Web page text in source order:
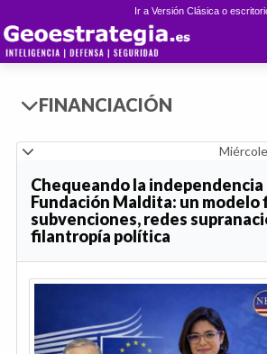
Ir a Versión Clásica o
FINANCIACIÓN
Chequeando la independencia
Fundación Maldita: un modelo
subvenciones, redes
filantropía política